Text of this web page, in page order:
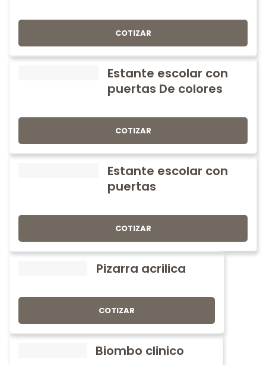
COTIZAR
Estante escolar con
puertas De colores
COTIZAR
Estante escolar con
puertas
COTIZAR
Pizarra acrilica
COTIZAR
Biombo clinico